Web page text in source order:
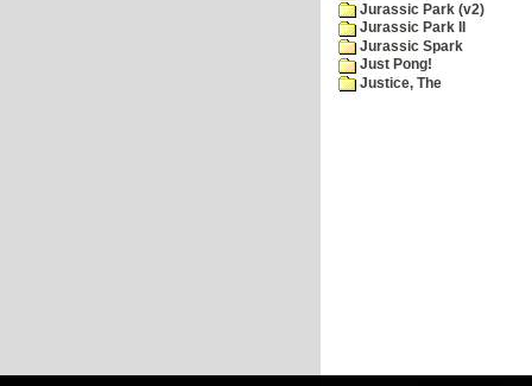
Jurassic Park (v2)
Jurassic Park II
Jurassic Spark
Just Pong!
Justice, The